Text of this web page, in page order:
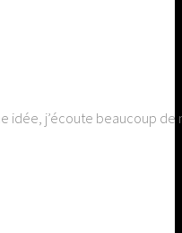
idée, j’écoute beaucoup de